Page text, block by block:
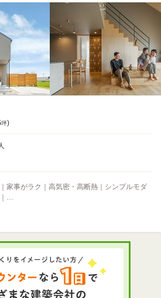
坪)
家事がラク｜高気密・高断熱｜シンプルモダ
｜…